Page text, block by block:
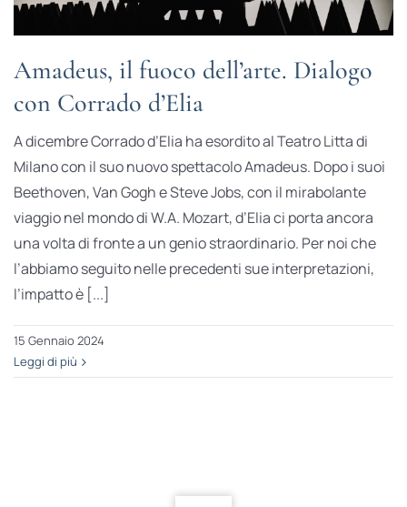
Amadeus, il fuoco dell’arte. Dialogo
con Corrado d’Elia
A dicembre Corrado d’Elia ha esordito al Teatro Litta di
Milano con il suo nuovo spettacolo Amadeus. Dopo i suoi
Beethoven, Van Gogh e Steve Jobs, con il mirabolante
viaggio nel mondo di W.A. Mozart, d’Elia ci porta ancora
una volta di fronte a un genio straordinario. Per noi che
l’abbiamo seguito nelle precedenti sue interpretazioni,
l’impatto è [...]
15 Gennaio 2024
Leggi di più